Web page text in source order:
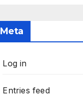
Meta
Log in
Entries feed